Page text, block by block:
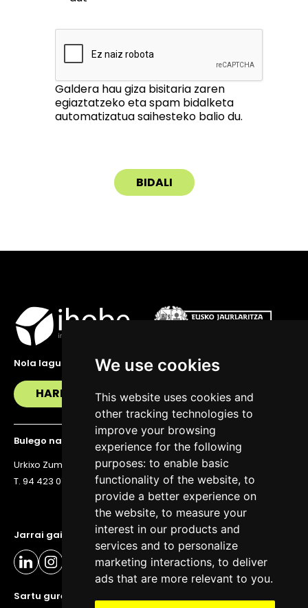
We use cookies
This website uses cookies and
other tracking technologies to
improve your browsing
experience for the following
purposes: to enable basic
functionality of the website, to
provide a better experience on
the website, to measure your
interest in our products and
services and to personalize
marketing interactions, to deliver
ads that are more relevant to you.
Galdera hau giza bisitaria zaren
egiaztatzeko eta spam bidalketa
automatizatua saihesteko balio du.
Jarrai gaitzazu eguneratuta egoteko
Sartu gure buletinera
Nola lagundu zaitzakegu?
HARREMANETAN JARRI
Bulego nagusia
Urkixo Zumarkalea 36, 6. solairua, 48011 Bilbo
T. 94 423 07 43